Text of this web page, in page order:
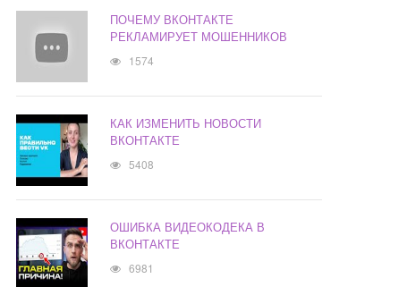
ПОЧЕМУ ВКОНТАКТЕ
РЕКЛАМИРУЕТ МОШЕННИКОВ
1574
КАК ИЗМЕНИТЬ НОВОСТИ
ВКОНТАКТЕ
5408
ОШИБКА ВИДЕОКОДЕКА В
ВКОНТАКТЕ
6981